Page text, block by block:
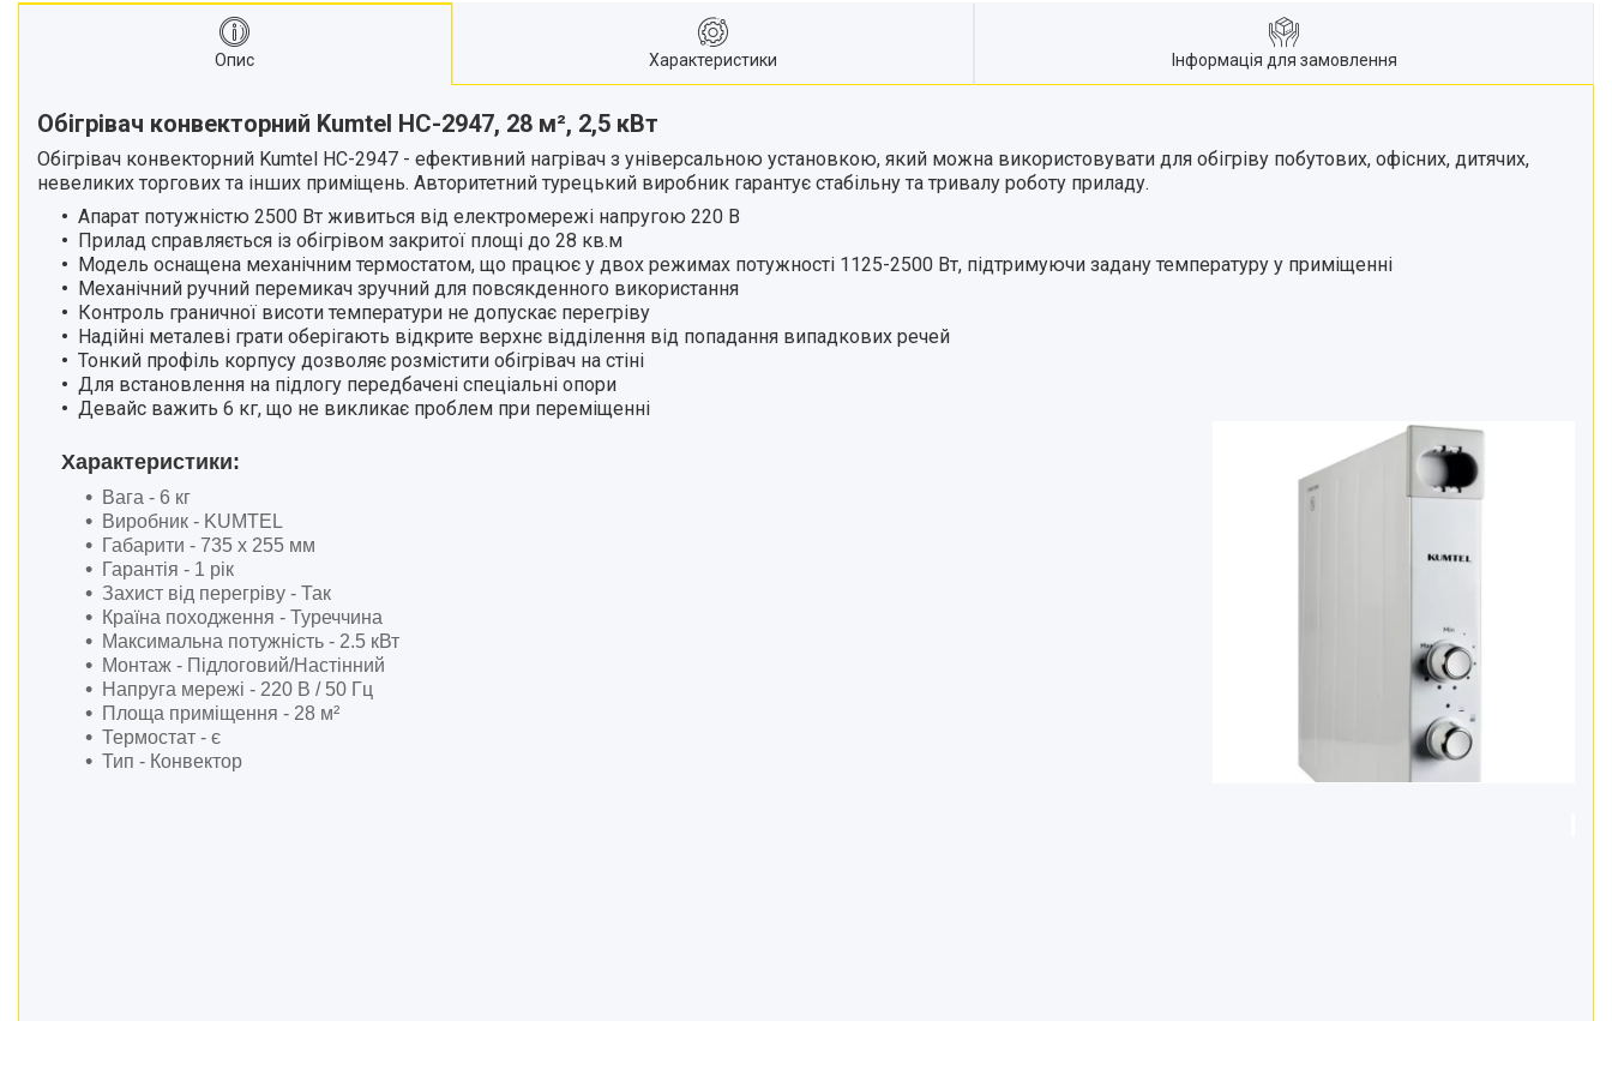
матеріалів
Зварювальні апарати
Тримери електричні
Розхідні матеріали
Аксесуари та комплектуючі
для інструментів
Обладання для складів
Агротехніка
Велосипеди
Витратні матеріали
Бензоінструменти.
Ручний інструмент.
Компресори та
пневмоінструменти.
Автотовари.
Дім і сад.
Розхідні матеріали й
приналежності
Ящики, сумки, пояси для
інструментів
Стійки для гаражного
зберігання
Металошукачі і детектори
Опис Характеристики Інформація для замовлення
Обігрівач конвекторний Kumtel HC-2947, 28 м², 2,5 кВт
Обігрівач конвекторний Kumtel HC-2947 - ефективний нагрівач з універсальною установкою, який можна використовувати для обігріву побутових, офісних, дитячих,
невеликих торгових та інших приміщень. Авторитетний турецький виробник гарантує стабільну та тривалу роботу приладу.
Апарат потужністю 2500 Вт живиться від електромережі напругою 220 В
Прилад справляється із обігрівом закритої площі до 28 кв.м
Модель оснащена механічним термостатом, що працює у двох режимах потужності 1125-2500 Вт, підтримуючи задану температуру у приміщенні
Механічний ручний перемикач зручний для повсякденного використання
Контроль граничної висоти температури не допускає перегріву
Надійні металеві грати оберігають відкрите верхнє відділення від попадання випадкових речей
Тонкий профіль корпусу дозволяє розмістити обігрівач на стіні
Для встановлення на підлогу передбачені спеціальні опори
Девайс важить 6 кг, що не викликає проблем при переміщенні
Характеристики:
Вага - 6 кг
Виробник - KUMTEL
Габарити - 735 х 255 мм
Гарантія - 1 рік
Захист від перегріву - Так
Країна походження - Туреччина
Максимальна потужність - 2.5 кВт
Монтаж - Підлоговий/Настінний
Напруга мережі - 220 В / 50 Гц
Площа приміщення - 28 м²
Термостат - є
Тип - Конвектор